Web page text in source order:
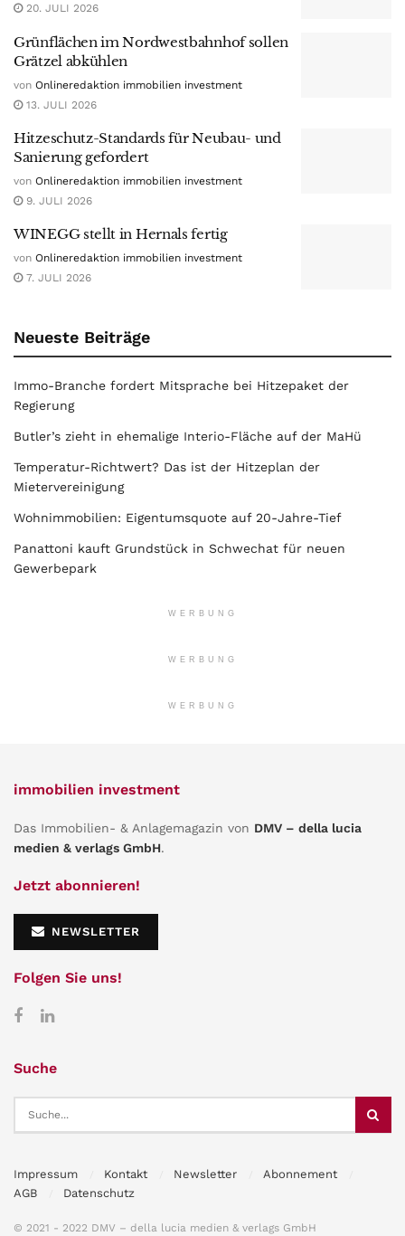
20. JULI 2026
Grünflächen im Nordwestbahnhof sollen
Grätzel abkühlen
von Onlineredaktion immobilien investment
13. JULI 2026
Hitzeschutz-Standards für Neubau- und
Sanierung gefordert
von Onlineredaktion immobilien investment
9. JULI 2026
WINEGG stellt in Hernals fertig
von Onlineredaktion immobilien investment
7. JULI 2026
Neueste Beiträge
Immo-Branche fordert Mitsprache bei Hitzepaket der
Regierung
Butler’s zieht in ehemalige Interio-Fläche auf der MaHü
Temperatur-Richtwert? Das ist der Hitzeplan der
Mietervereinigung
Wohnimmobilien: Eigentumsquote auf 20-Jahre-Tief
Panattoni kauft Grundstück in Schwechat für neuen
Gewerbepark
WERBUNG
WERBUNG
WERBUNG
immobilien investment
Das Immobilien- & Anlagemagazin von DMV – della lucia
medien & verlags GmbH.
Jetzt abonnieren!
NEWSLETTER
Folgen Sie uns!
Suche
Impressum Kontakt Newsletter
Abonnement
AGB
Datenschutz
© 2021 - 2022 DMV – della lucia medien & verlags GmbH